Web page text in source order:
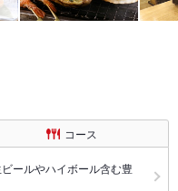
コース
ールやハイボール含む豊